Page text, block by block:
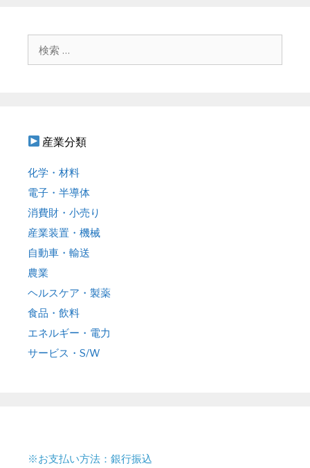
産業分類
化学・材料
電子・半導体
消費財・小売り
産業装置・機械
自動車・輸送
農業
ヘルスケア・製薬
食品・飲料
エネルギー・電力
サービス・S/W
※お支払い方法：銀行振込